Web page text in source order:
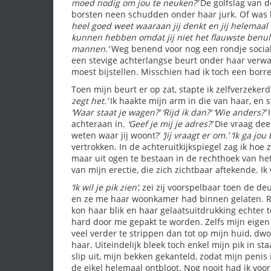
moed nodig om jou te neuken?’De golfslag van
borsten neen schudden onder haar jurk. Of was
heel goed weet waaraan jij denkt en jij
kunnen hebben omdat jij niet het flauwste
mannen.’Weg benend voor nog een rondje
een stevige achterlangse beurt onder haar
moest bijstellen. Misschien had ik toch een
Toen mijn beurt er op zat, stapte ik
zegt het.’Ik haakte mijn arm in die van haar, en
‘Waar staat je wagen?’ ‘Rijd ik dan?’ ‘Wie anders?’
achteraan in. ‘Geef je mij je adres?’Die vraag
weten waar jij woont?’ ‘Jij vraagt er om.’ ‘Ik ga
vertrokken. In de achteruitkijkspiegel zag ik hoe
maar uit ogen te bestaan in de rechthoek van
van mijn erectie, die zich zichtbaar aftekende.
‘Ik wil je pik zien’, zei zij voorspelbaar toen de
en ze me haar woonkamer had binnen gelaten.
kon haar blik en haar gelaatsuitdrukking echter
hard door me gepakt te worden. Zelfs mijn
veel verder te strippen dan tot op mijn huid,
haar. Uiteindelijk bleek toch enkel mijn pik in
slip uit, mijn bekken gekanteld, zodat mijn
de eikel helemaal ontbloot. Nog nooit had ik